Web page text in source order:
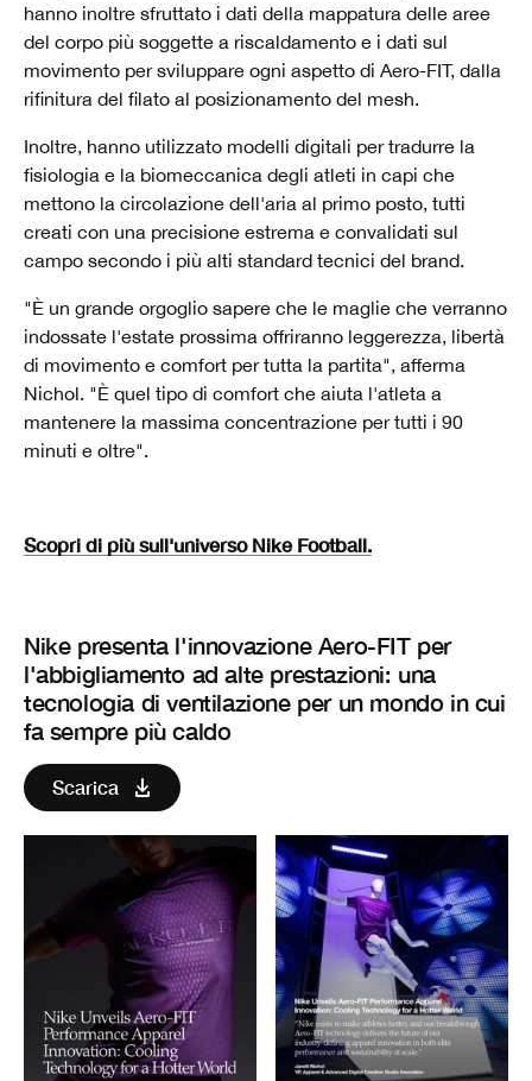
hanno inoltre sfruttato i dati della mappatura delle aree
del corpo più soggette a riscaldamento e i dati sul
movimento per sviluppare ogni aspetto di Aero-FIT, dalla
rifinitura del filato al posizionamento del mesh.
Inoltre, hanno utilizzato modelli digitali per tradurre la
fisiologia e la biomeccanica degli atleti in capi che
mettono la circolazione dell'aria al primo posto, tutti
creati con una precisione estrema e convalidati sul
campo secondo i più alti standard tecnici del brand.
"È un grande orgoglio sapere che le maglie che verranno
indossate l'estate prossima offriranno leggerezza, libertà
di movimento e comfort per tutta la partita", afferma
Nichol. "È quel tipo di comfort che aiuta l'atleta a
mantenere la massima concentrazione per tutti i 90
minuti e oltre".
Scopri di più sull'universo Nike Football.
Nike presenta l'innovazione Aero-FIT per
l'abbigliamento ad alte prestazioni: una
tecnologia di ventilazione per un mondo in cui
fa sempre più caldo
Scarica